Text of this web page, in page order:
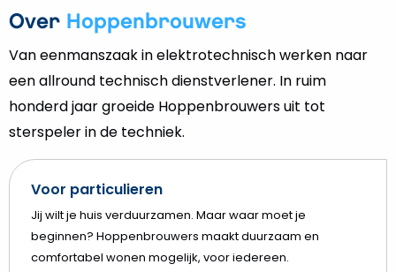
Over Hoppenbrouwers
Van eenmanszaak in elektrotechnisch werken naar
een allround technisch dienstverlener. In ruim
honderd jaar groeide Hoppenbrouwers uit tot
sterspeler in de techniek.
Voor particulieren
Jij wilt je huis verduurzamen. Maar waar moet je
beginnen? Hoppenbrouwers maakt duurzaam en
comfortabel wonen mogelijk, voor iedereen.